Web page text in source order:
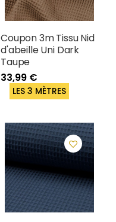
Coupon 3m Tissu Nid
d'abeille Uni Dark
Taupe
33,99 €
LES 3 MÈTRES